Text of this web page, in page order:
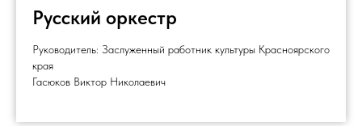
Русский оркестр
Руководитель: Заслуженный работник культуры Красноярского
края
Гасюков Виктор Николаевич